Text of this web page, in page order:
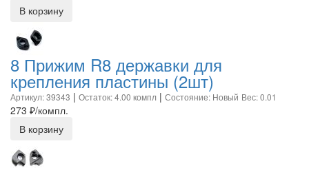
В корзину
8 Прижим R8 державки для
крепления пластины (2шт)
Артикул: 39343 | Остаток: 4.00 компл | Состояние: Новый Вес: 0.01
273 ₽/компл.
В корзину